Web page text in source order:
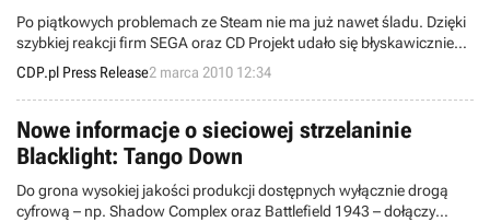
Po piątkowych problemach ze Steam nie ma już nawet śladu. Dzięki
szybkiej reakcji firm SEGA oraz CD Projekt udało się błyskawicznie
usunąć wszelkie niedogodności, na które trafiali polscy użytkownicy.
CDP.pl Press Release2 marca 2010 12:34
Nowe informacje o sieciowej strzelaninie
Blacklight: Tango Down
Do grona wysokiej jakości produkcji dostępnych wyłącznie drogą
cyfrową – np. Shadow Complex oraz Battlefield 1943 – dołączy